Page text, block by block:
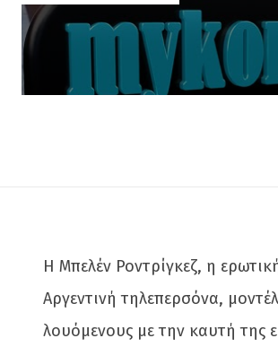
Η Μπελέν Ροντρίγκεζ, η
Αργεντινή τηλεπερσόνα,
λουόμενους με την καυτή της